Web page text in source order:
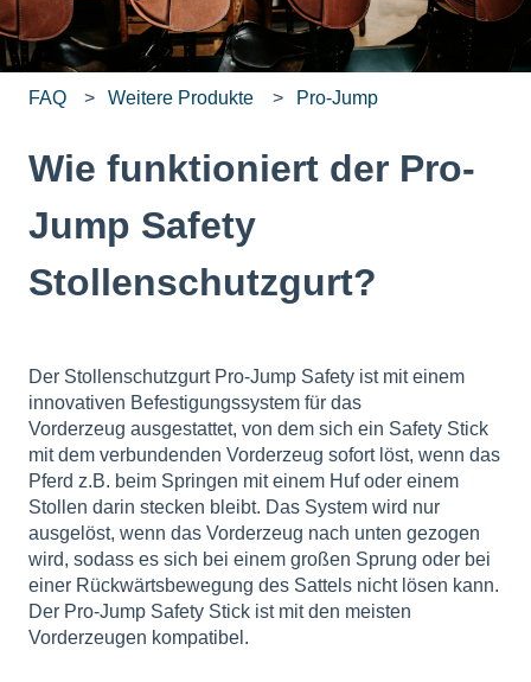
FAQ Weitere Produkte Pro-Jump
Wie funktioniert der Pro-
Jump Safety
Stollenschutzgurt?
Der Stollenschutzgurt Pro-Jump Safety ist mit einem
innovativen Befestigungssystem für das
Vorderzeug ausgestattet, von dem sich ein Safety Stick
mit dem verbundenden Vorderzeug sofort löst, wenn das
Pferd z.B. beim Springen mit einem Huf oder einem
Stollen darin stecken bleibt. Das System wird nur
ausgelöst, wenn das Vorderzeug nach unten gezogen
wird, sodass es sich bei einem großen Sprung oder bei
einer Rückwärtsbewegung des Sattels nicht lösen kann.
Der Pro-Jump Safety Stick ist mit den meisten
Vorderzeugen kompatibel.